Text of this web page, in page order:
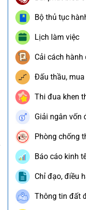
Bộ thủ tục
Lịch làm việc
Cải cách hành
Đấu thầu,
Thi đua khen
Giải ngân vốn
Phòng chống
Báo cáo kinh
Chỉ đạo, điều
Thông tin đất